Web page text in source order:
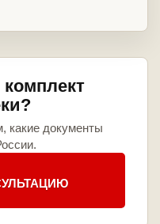
какие документы